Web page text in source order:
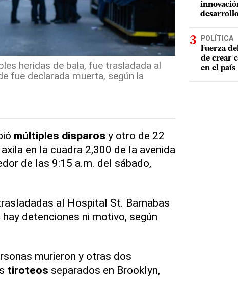
heridas de bala, fue trasladada al
fue declarada muerta, según la
múltiples disparosy otro de 22
en la cuadra 2,300 de la avenida
de las 9:15 a.m. del sábado,
al Hospital St. Barnabas
hay detenciones ni motivo, según
murieron y otras dos
tiroteos separados en Brooklyn,
POLÍTICA
Fuerza
de crear
en el país